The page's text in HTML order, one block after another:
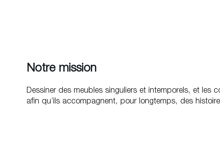
Notre mission
Dessiner des meubles singuliers et intemporels, et les
afin qu’ils accompagnent, pour longtemps, des